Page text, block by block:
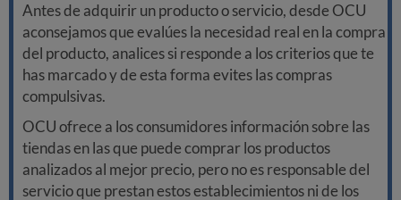
Antes de adquirir un producto o servicio, desde OCU
aconsejamos que evalúes la necesidad real en la compra
del producto, analices si responde a los criterios que te
has marcado y de esta forma evites las compras
compulsivas.
OCU ofrece a los consumidores información sobre las
tiendas en las que puede comprar los productos
analizados al mejor precio, pero no es responsable del
servicio que prestan estos establecimientos ni de los